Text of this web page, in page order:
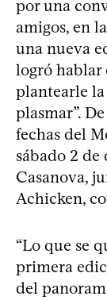
por una
amigos, en
una nueva
logró hablar
plantearle
plasmar”.
fechas del
sábado 2 de
Casanova,
Achicken,
“Lo que se
primera
del